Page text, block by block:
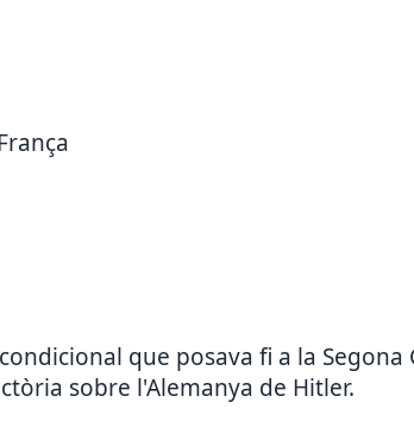
que posava fi a la
sobre l'Alemanya de Hitler.